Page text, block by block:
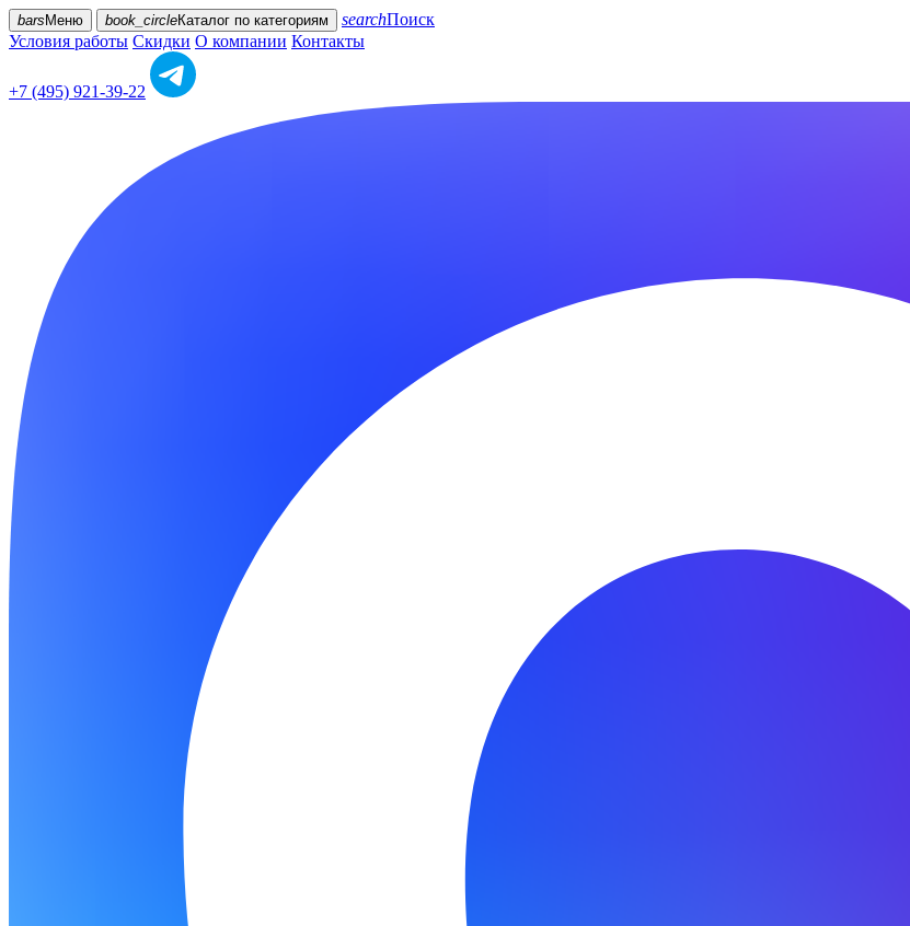
bars Меню book_circleКаталог по категориям searchПоиск
Условия работы Скидки О компании Контакты
+7 (495) 921-39-22